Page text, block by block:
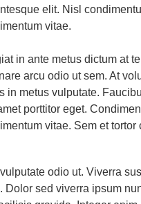
elit. Nisl
vitae.
in ante metus dictum at
arcu odio ut sem. At
in metus vulputate.
porttitor eget.
vitae. Sem et tortor
odio ut. Viverra
Dolor sed viverra ipsum